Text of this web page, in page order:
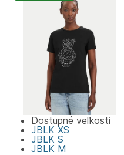
Dostupné veľkosti
JBLK XS
JBLK S
JBLK M